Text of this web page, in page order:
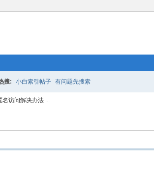
搜: 小白索引帖子 有问题先搜索
访问解决办法 ...